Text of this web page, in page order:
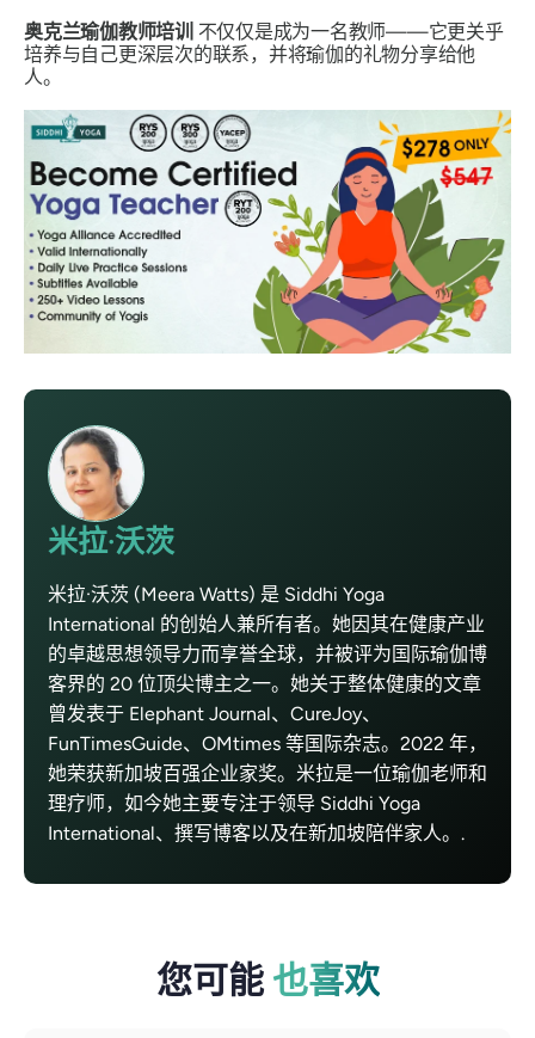
奥克兰瑜伽教师培训
不仅仅是成为一名教师——它更关乎
培养与自己更深层次的联系，并将瑜伽的礼物分享给他
人。
米拉·沃茨
米拉·沃茨 (Meera Watts) 是 Siddhi Yoga
International 的创始人兼所有者。她因其在健康产业
的卓越思想领导力而享誉全球，并被评为国际瑜伽博
客界的 20 位顶尖博主之一。她关于整体健康的文章
曾发表于 Elephant Journal、CureJoy、
FunTimesGuide、OMtimes 等国际杂志。2022 年，
她荣获新加坡百强企业家奖。米拉是一位瑜伽老师和
理疗师，如今她主要专注于领导 Siddhi Yoga
International、撰写博客以及在新加坡陪伴家人。.
您可能 也喜欢